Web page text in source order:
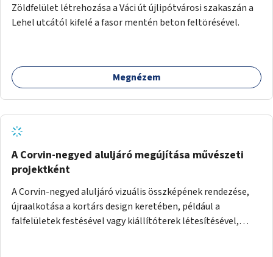
Zöldfelület létrehozása a Váci út újlipótvárosi szakaszán a
Lehel utcától kifelé a fasor mentén beton feltörésével.
Megnézem
A Corvin-negyed aluljáró megújítása művészeti
projektként
A Corvin-negyed aluljáró vizuális összképének rendezése,
újraalkotása a kortárs design keretében, például a
falfelületek festésével vagy kiállítóterek létesítésével,